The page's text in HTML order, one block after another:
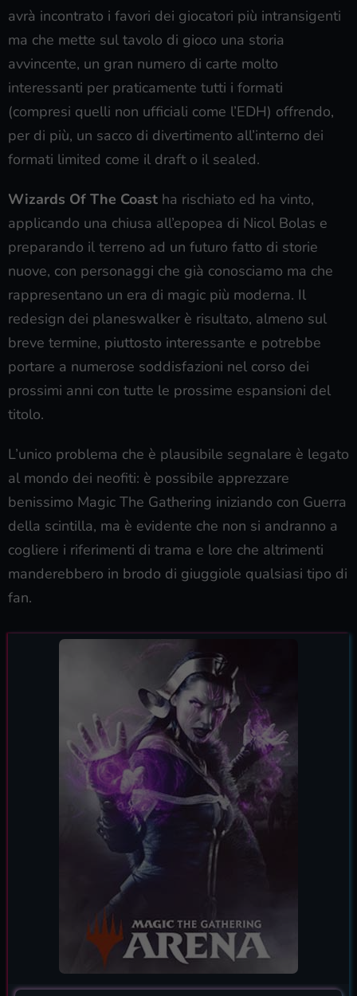
avrà incontrato i favori dei giocatori più intransigenti
ma che mette sul tavolo di gioco una storia
avvincente, un gran numero di carte molto
interessanti per praticamente tutti i formati
(compresi quelli non ufficiali come l’EDH) offrendo,
per di più, un sacco di divertimento all’interno dei
formati limited come il draft o il sealed.
Wizards Of The Coast ha rischiato ed ha vinto,
applicando una chiusa all’epopea di Nicol Bolas e
preparando il terreno ad un futuro fatto di storie
nuove, con personaggi che già conosciamo ma che
rappresentano un era di magic più moderna. Il
redesign dei planeswalker è risultato, almeno sul
breve termine, piuttosto interessante e potrebbe
portare a numerose soddisfazioni nel corso dei
prossimi anni con tutte le prossime espansioni del
titolo.
L’unico problema che è plausibile segnalare è legato
al mondo dei neofiti: è possibile apprezzare
benissimo Magic The Gathering iniziando con Guerra
della scintilla, ma è evidente che non si andranno a
cogliere i riferimenti di trama e lore che altrimenti
manderebbero in brodo di giuggiole qualsiasi tipo di
fan.